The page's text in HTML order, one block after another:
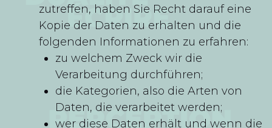
zutreffen, haben Sie Recht darauf eine
Kopie der Daten zu erhalten und die
folgenden Informationen zu erfahren:
zu welchem Zweck wir die
Verarbeitung durchführen;
die Kategorien, also die Arten von
Daten, die verarbeitet werden;
wer diese Daten erhält und wenn die